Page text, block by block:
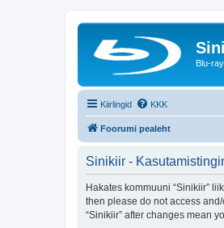
Blu-
Kiirlingid KKK
Foorumi pealeht
Sinikiir -
Hakates kommuuni “Sinikiir”
then please do not access
“Sinikiir” after changes mean